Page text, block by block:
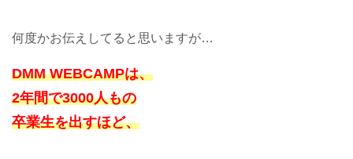
何度かお伝えしてると思いますが…
DMM WEBCAMPは、
2年間で3000人もの
卒業生を出すほど、